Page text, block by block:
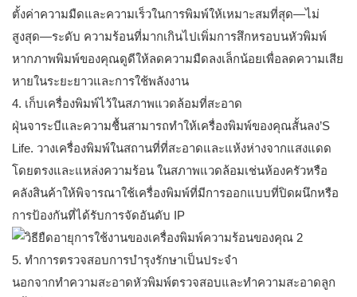
ตั้งค่าความมืดและความเร็วในการพิมพ์ให้เหมาะสมที่สุด—ไม่
สูงสุด—ระดับ ความร้อนที่มากเกินไปเพิ่มการสึกหรอบนหัวพิมพ์
หากภาพพิมพ์ของคุณดูดีให้ลดความมืดลงเล็กน้อยเพื่อลดความเสีย
หายในระยะยาวและการใช้พลังงาน
4. เก็บเครื่องพิมพ์ไว้ในสภาพแวดล้อมที่สะอาด
ฝุ่นจาระบีและความชื้นสามารถทำให้เครื่องพิมพ์ของคุณสั้นลง’S
Life. วางเครื่องพิมพ์ในสถานที่ที่สะอาดและแห้งห่างจากแสงแดด
โดยตรงและแหล่งความร้อน ในสภาพแวดล้อมเช่นห้องครัวหรือ
คลังสินค้าให้พิจารณาใช้เครื่องพิมพ์ที่มีการออกแบบที่ปิดผนึกหรือ
การป้องกันที่ได้รับการจัดอันดับ IP
5. ทำการตรวจสอบการบำรุงรักษาเป็นประจำ
นอกจากทำความสะอาดหัวพิมพ์ตรวจสอบและทำความสะอาดลูก